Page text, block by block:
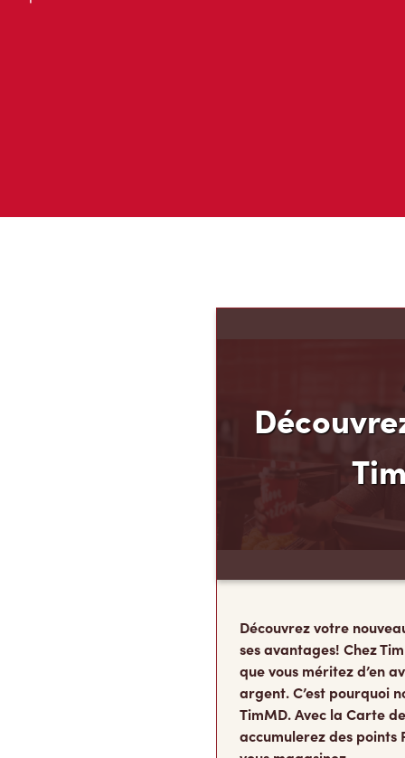
ses avantages! Chez
que vous méritez d’en
argent. C’est pourquoi
TimMD. Avec la Carte
accumulerez des
vous magasinez.